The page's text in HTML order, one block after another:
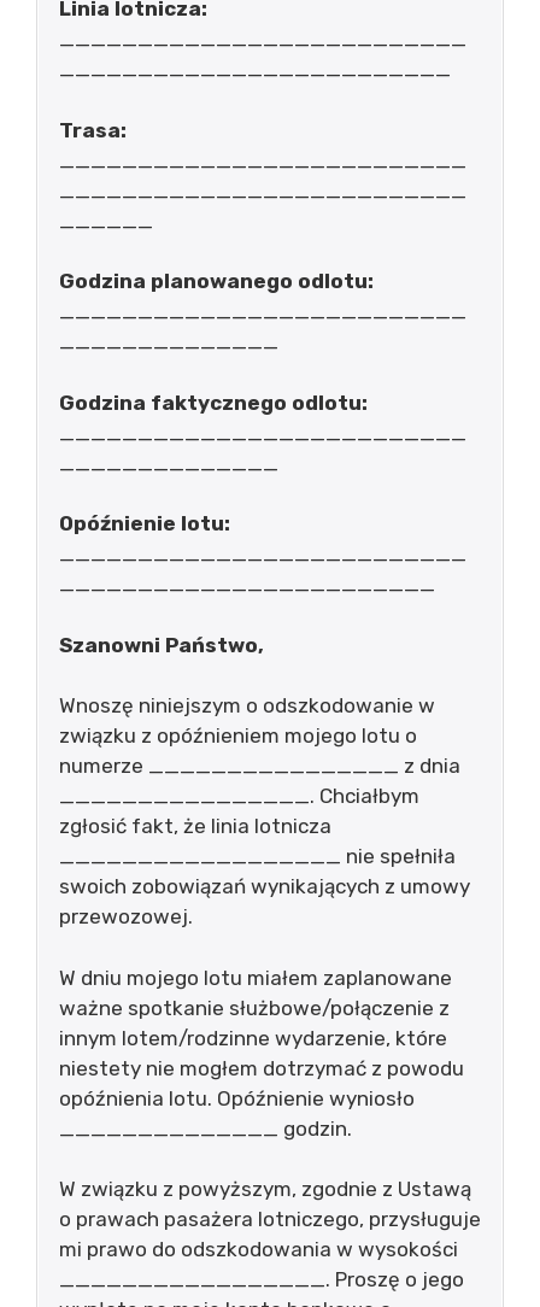
Linia lotnicza:
__________________________
_________________________
Trasa:
Godzina planowanego odlotu:
__________________________
______________
Godzina faktycznego odlotu:
Opóźnienie lotu:
__________________________
________________________
Szanowni Państwo,
Wnoszę niniejszym o odszkodowanie w
związku z opóźnieniem mojego lotu o
numerze ________________ z dnia
________________. Chciałbym
zgłosić fakt, że linia lotnicza
__________________ nie spełniła
swoich zobowiązań wynikających z umowy
przewozowej.
W dniu mojego lotu miałem zaplanowane
ważne spotkanie służbowe/połączenie z
innym lotem/rodzinne wydarzenie, które
niestety nie mogłem dotrzymać z powodu
opóźnienia lotu. Opóźnienie wyniosło
______________ godzin.
W związku z powyższym, zgodnie z Ustawą
o prawach pasażera lotniczego, przysługuje
mi prawo do odszkodowania w wysokości
_________________. Proszę o jego